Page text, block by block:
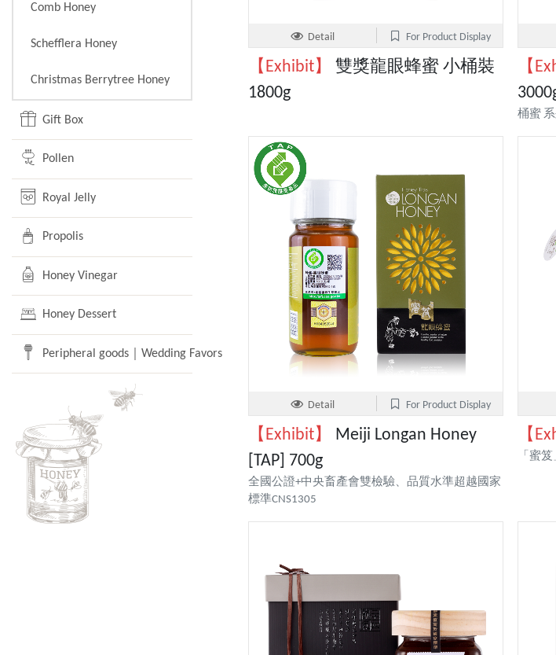
Comb Honey
Schefflera Honey
Christmas Berrytree Honey
Gift Box
Pollen
Royal Jelly
Propolis
Honey Vinegar
Honey Dessert
Peripheral goods｜Wedding Favors
Detail For Product Display
【Exhibit】
雙獎龍眼蜂蜜 小桶裝
1800g
【
桶蜜
Detail For Product Display
【Exhibit】
Meiji Longan Honey
[TAP] 700g
全國公證+中央畜產會雙檢驗、品質水準超越國家
標準CNS1305
【
「蜜